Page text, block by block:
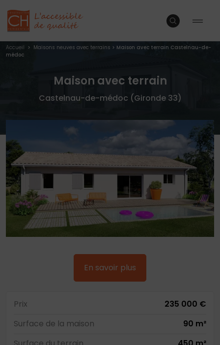
Accueil > Maisons neuves avec terrains > Maison avec terrain Castelnau-de-
médoc
Maison avec terrain
Castelnau-de-médoc (Gironde 33)
En savoir plus
Prix
235 000 €
Surface de la maison
90 m²